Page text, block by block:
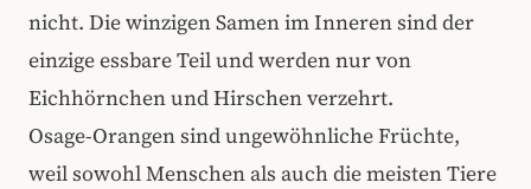
nicht. Die winzigen Samen im Inneren sind der
einzige essbare Teil und werden nur von
Eichhörnchen und Hirschen verzehrt.
Osage-Orangen sind ungewöhnliche Früchte,
weil sowohl Menschen als auch die meisten Tiere